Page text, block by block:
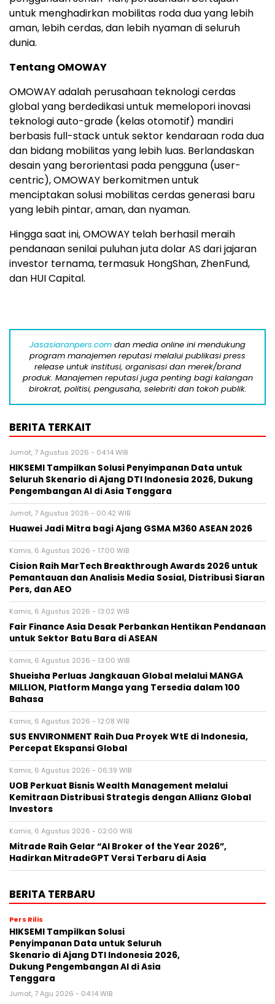
untuk menghadirkan mobilitas roda dua yang lebih
aman, lebih cerdas, dan lebih nyaman di seluruh
dunia.
Tentang OMOWAY
OMOWAY adalah perusahaan teknologi cerdas
global yang berdedikasi untuk memelopori inovasi
teknologi auto-grade (kelas otomotif) mandiri
berbasis full-stack untuk sektor kendaraan roda dua
dan bidang mobilitas yang lebih luas. Berlandaskan
desain yang berorientasi pada pengguna (user-
centric), OMOWAY berkomitmen untuk
menciptakan solusi mobilitas cerdas generasi baru
yang lebih pintar, aman, dan nyaman.
Hingga saat ini, OMOWAY telah berhasil meraih
pendanaan senilai puluhan juta dolar AS dari jajaran
investor ternama, termasuk HongShan, ZhenFund,
dan HUI Capital.
Jasasiaranpers.com dan media online ini mendukung
program manajemen reputasi melalui publikasi press
release untuk institusi, organisasi dan merek/brand
produk. Manajemen reputasi juga penting bagi kalangan
birokrat, politisi, pengusaha, selebriti dan tokoh publik.
BERITA TERKAIT
Jumat, 7 Agustus 2026 - 04:14 WIB
HIKSEMI Tampilkan Solusi Penyimpanan Data untuk
Seluruh Skenario di Ajang DTI Indonesia 2026, Dukung
Pengembangan AI di Asia Tenggara
Jumat, 7 Agustus 2026 - 00:42 WIB
Huawei Jadi Mitra bagi Ajang GSMA M360 ASEAN 2026
Kamis, 6 Agustus 2026 - 17:00 WIB
Cision Raih MarTech Breakthrough Awards 2026 untuk
Pemantauan dan Analisis Media Sosial, Distribusi Siaran
Pers, dan AEO
Kamis, 6 Agustus 2026 - 13:02 WIB
Fair Finance Asia Desak Perbankan Hentikan Pendanaan
untuk Sektor Batu Bara di ASEAN
Kamis, 6 Agustus 2026 - 13:00 WIB
Shueisha Perluas Jangkauan Global melalui MANGA
MILLION, Platform Manga yang Tersedia dalam 100
Bahasa
Kamis, 6 Agustus 2026 - 12:08 WIB
SUS ENVIRONMENT Raih Dua Proyek WtE di Indonesia,
Percepat Ekspansi Global
Kamis, 6 Agustus 2026 - 06:39 WIB
UOB Perkuat Bisnis Wealth Management melalui
Kemitraan Distribusi Strategis dengan Allianz Global
Investors
Kamis, 6 Agustus 2026 - 02:00 WIB
Mitrade Raih Gelar “AI Broker of the Year 2026”,
Hadirkan MitradeGPT Versi Terbaru di Asia
BERITA TERBARU
Pers Rilis
HIKSEMI Tampilkan Solusi
Penyimpanan Data untuk Seluruh
Skenario di Ajang DTI Indonesia 2026,
Dukung Pengembangan AI di Asia
Tenggara
Jumat, 7 Agu 2026 - 04:14 WIB